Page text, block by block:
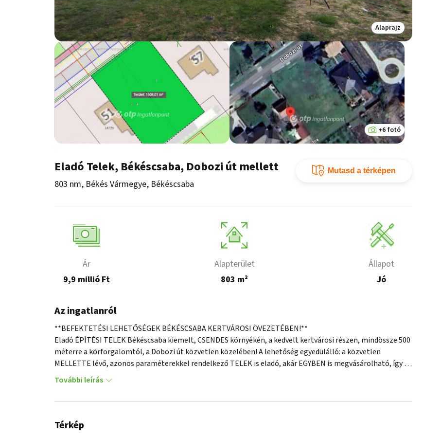
Alaprajz
+6 fotó
Eladó Telek, Békéscsaba, Dobozi út mellett
803 nm, Békés Vármegye, Békéscsaba
Mutasd a térképen
Ár
9,9 millió Ft
Alapterület
803 m²
Állapot
Jó
Az ingatlanról
**BEFEKTETÉSI LEHETŐSÉGEK BÉKÉSCSABA KERTVÁROSI ÖVEZETÉBEN!**
Eladó ÉPÍTÉSI TELEK Békéscsaba kiemelt, CSENDES környékén, a kedvelt kertvárosi részen, mindössze 500
méterre a körforgalomtól, a Dobozi út közvetlen közelében! A lehetőség egyedülálló: a közvetlen
MELLETTE lévő, azonos paraméterekkel rendelkező TELEK is eladó, akár EGYBEN is megvásárolható, így
nagyszabású terveket is MEGVALÓSÍTHAT!
Az ingatlanok HÁTSÓ RÉSZÉNÉL külön utca biztosítja a MEGKÖZELÍTHETŐSÉGET, mely TÖLTÖTT MŰÚT,
közterületként szolgál, tovább növelve a TELEK PRAKTIKUSSÁGÁT. A BEÉPÍTHETŐSÉGI mutatók is
További leírás
Térkép